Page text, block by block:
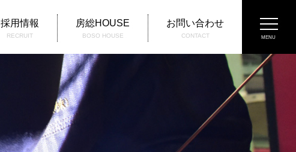
MENU
採用情報
RECRUIT
房総HOUSE
BOSO HOUSE
お問い合わせ
CONTACT